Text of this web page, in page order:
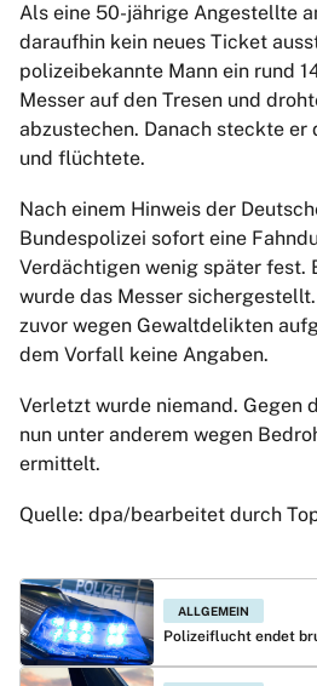
Als eine 50-jährige Angestellte
daraufhin kein neues Ticket
polizeibekannte Mann ein rund
Messer auf den Tresen und
abzustechen. Danach steckte er
und flüchtete.
Nach einem Hinweis der
Bundespolizei sofort eine
Verdächtigen wenig später fest.
wurde das Messer
zuvor wegen Gewaltdelikten
dem Vorfall keine Angaben.
Verletzt wurde niemand. Gegen
nun unter anderem wegen
ermittelt.
Quelle: dpa/bearbeitet durch
ALLGEMEIN
Polizeiflucht endet